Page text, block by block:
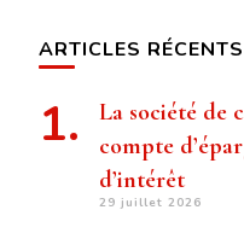
ARTICLES RÉCENTS
La société de
compte
d’intérêt
29 juillet 2026